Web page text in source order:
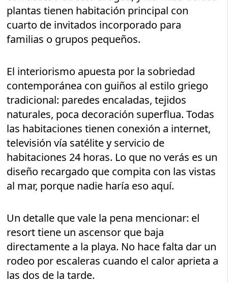
plantas tienen habitación principal con
cuarto de invitados incorporado para
familias o grupos pequeños.
El interiorismo apuesta por la sobriedad
contemporánea con guiños al estilo griego
tradicional: paredes encaladas, tejidos
naturales, poca decoración superflua. Todas
las habitaciones tienen conexión a internet,
televisión vía satélite y servicio de
habitaciones 24 horas. Lo que no verás es un
diseño recargado que compita con las vistas
al mar, porque nadie haría eso aquí.
Un detalle que vale la pena mencionar: el
resort tiene un ascensor que baja
directamente a la playa. No hace falta dar un
rodeo por escaleras cuando el calor aprieta a
las dos de la tarde.